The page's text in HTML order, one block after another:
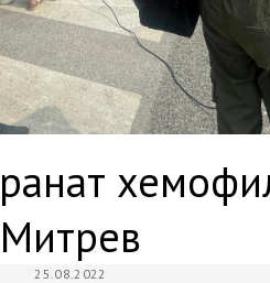
Митрев
25.08.2022